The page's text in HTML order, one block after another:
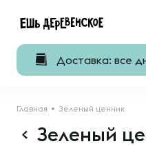
Доставка: все
Главная Зеленый ценник
Зеленый